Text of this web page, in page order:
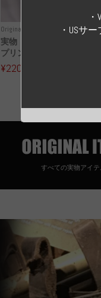
Original Uniform WH WWII
実物 ドイツ空軍 地上師
プリンター迷彩 コート
¥220,000
すべての実物アイテ
・USサ